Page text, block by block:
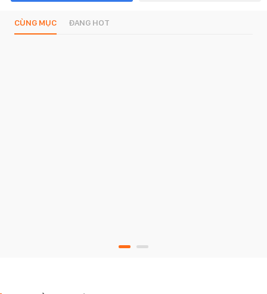
CÙNG MỤC ĐANG HOT